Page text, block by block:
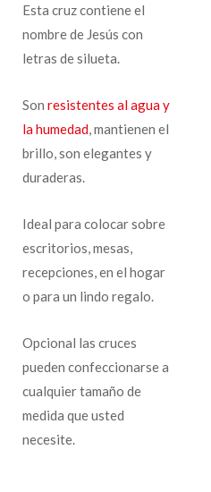
Esta cruz contiene el
nombre de Jesús con
letras de silueta.
Son resistentes al agua y
la humedad , mantienen el
brillo, son elegantes y
duraderas.
Ideal para colocar sobre
escritorios, mesas,
recepciones, en el hogar
o para un lindo regalo.
Opcional las cruces
pueden confeccionarse a
cualquier tamaño de
medida que usted
necesite.